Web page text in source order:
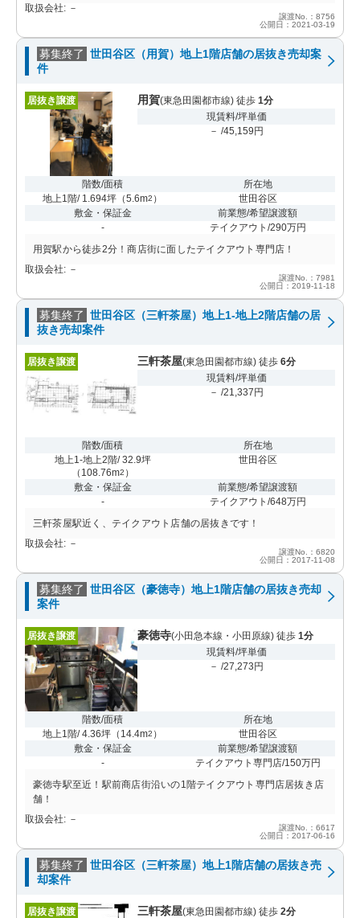
取扱会社: －
譲渡No.：8756
公開日：2021-03-19
募集終了 世田谷区（用賀）地上1階店舗の居抜き売却案
件
居抜き譲渡 用賀(東急田園都市線) 徒歩 1分
現賃料/坪単価
－ /45,159円
階数/面積
地上1階/ 1.694坪 （5.6m2 ）
所在地
世田谷区
敷金・保証金
-
前業態/希望譲渡額
テイクアウト/290万円
用賀駅から徒歩2分！商店街に面したテイクアウト専門店！
取扱会社: －
譲渡No.：7981
公開日：2019-11-18
募集終了 世田谷区（三軒茶屋）地上1-地上2階店舗の居
抜き売却案件
居抜き譲渡 三軒茶屋(東急田園都市線) 徒歩 6分
現賃料/坪単価
－ /21,337円
階数/面積
地上1-地上2階/ 32.9坪
（ 108.76m2 ）
所在地
世田谷区
敷金・保証金
-
前業態/希望譲渡額
テイクアウト/648万円
三軒茶屋駅近く、テイクアウト店舗の居抜きです！
取扱会社: －
譲渡No.：6820
公開日：2017-11-08
募集終了 世田谷区（豪徳寺）地上1階店舗の居抜き売却
案件
居抜き譲渡 豪徳寺(小田急本線・小田原線) 徒歩 1分
現賃料/坪単価
－ /27,273円
階数/面積
地上1階/ 4.36坪 （ 14.4m2 ）
所在地
世田谷区
敷金・保証金
-
前業態/希望譲渡額
テイクアウト専門店/150万円
豪徳寺駅至近！駅前商店街沿いの1階テイクアウト専門店居抜き店
舗！
取扱会社: －
譲渡No.：6617
公開日：2017-06-16
募集終了 世田谷区（三軒茶屋）地上1階店舗の居抜き売
却案件
居抜き譲渡 三軒茶屋(東急田園都市線) 徒歩 2分